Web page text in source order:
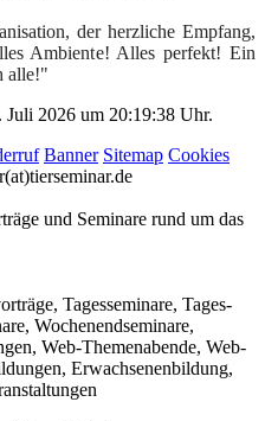
der herzliche Empfang,
Ambiente! Alles perfekt! Ein
alle!"
2026 um 20:19:38 Uhr.
Banner Sitemap Cookies
und Seminare rund um das
Tagesseminare, Tages-
Wochenendseminare,
Web-Themenabende, Web-
Erwachsenenbildung,